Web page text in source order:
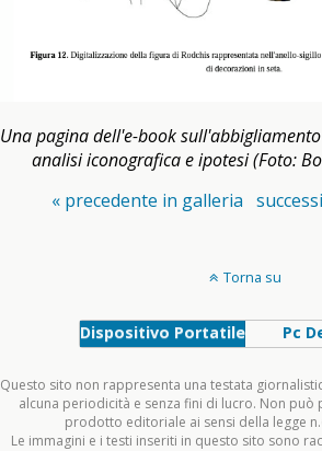
Una pagina dell'e-book
analisi iconografica e ipotesi (Foto:
« precedente in galleria
Torna su
Dispositivo Portatile Pc
Questo sito non rappresenta una testata
alcuna periodicità e senza fini di lucro. Non
prodotto editoriale ai sensi della legge
Le immagini e i testi inseriti in questo sito sono